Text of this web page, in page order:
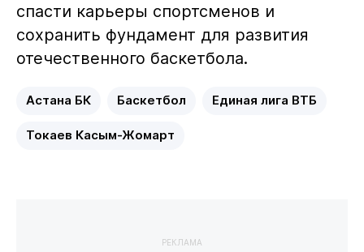
спасти карьеры спортсменов и
сохранить фундамент для развития
отечественного баскетбола.
Астана БК Баскетбол Единая лига ВТБ
Токаев Касым-Жомарт
РЕКЛАМА